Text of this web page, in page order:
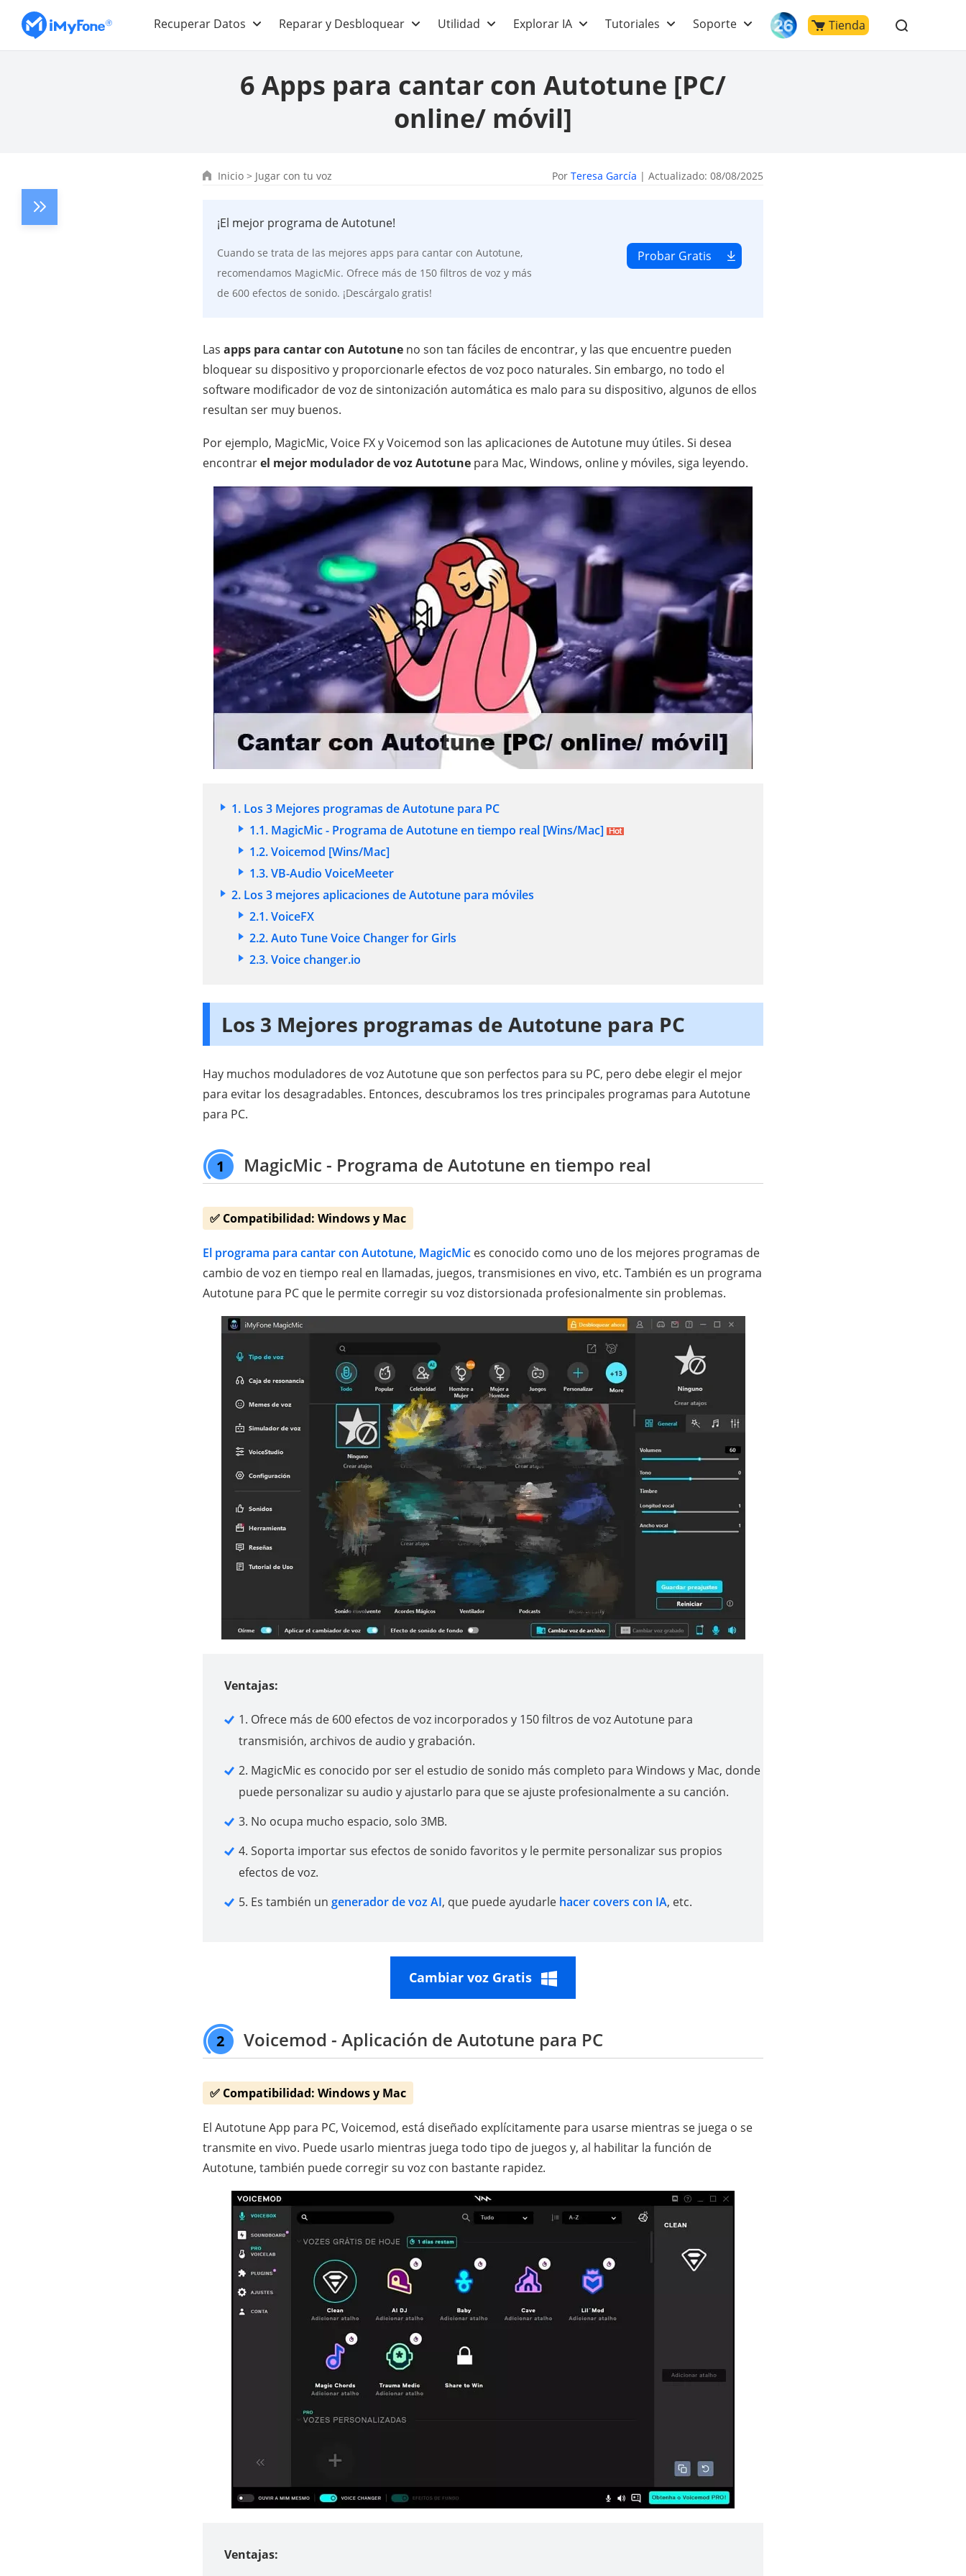
Recuperar Datos Reparar y Desbloquear Utilidad Explorar IA Tutoriales Soporte Tienda
6 Apps para cantar con Autotune [PC/
online/ móvil]
Inicio > Jugar con tu voz Por Teresa García | Actualizado: 08/08/2025
¡El mejor programa de Autotune!
Cuando se trata de las mejores apps para cantar con Autotune,
recomendamos MagicMic. Ofrece más de 150 filtros de voz y más
de 600 efectos de sonido. ¡Descárgalo gratis!
Probar Gratis
Las apps para cantar con Autotune no son tan fáciles de encontrar, y las que encuentre pueden
bloquear su dispositivo y proporcionarle efectos de voz poco naturales. Sin embargo, no todo el
software modificador de voz de sintonización automática es malo para su dispositivo, algunos de ellos
resultan ser muy buenos.
Por ejemplo, MagicMic, Voice FX y Voicemod son las aplicaciones de Autotune muy útiles. Si desea
encontrarel mejor modulador de voz Autotune para Mac, Windows, online y móviles, siga leyendo.
1. Los 3 Mejores programas de Autotune para PC
1.1. MagicMic - Programa de Autotune en tiempo real [Wins/Mac]
1.2. Voicemod [Wins/Mac]
1.3. VB-Audio VoiceMeeter
2. Los 3 mejores aplicaciones de Autotune para móviles
2.1. VoiceFX
2.2. Auto Tune Voice Changer for Girls
2.3. Voice changer.io
Los 3 Mejores programas de Autotune para PC
Hay muchos moduladores de voz Autotune que son perfectos para su PC, pero debe elegir el mejor
para evitar los desagradables. Entonces, descubramos los tres principales programas para Autotune
para PC.
1 MagicMic - Programa de Autotune en tiempo real
✅ Compatibilidad: Windows y Mac
El programa para cantar con Autotune, MagicMic es conocido como uno de los mejores programas de
cambio de voz en tiempo real en llamadas, juegos, transmisiones en vivo, etc. También es un programa
Autotune para PC que le permite corregir su voz distorsionada profesionalmente sin problemas.
Ventajas:
1. Ofrece más de 600 efectos de voz incorporados y 150 filtros de voz Autotune para
transmisión, archivos de audio y grabación.
2. MagicMic es conocido por ser el estudio de sonido más completo para Windows y Mac, donde
puede personalizar su audio y ajustarlo para que se ajuste profesionalmente a su canción.
3. No ocupa mucho espacio, solo 3MB.
4. Soporta importar sus efectos de sonido favoritos y le permite personalizar sus propios
efectos de voz.
5. Es también un generador de voz AI, que puede ayudarle hacer covers con IA, etc.
Cambiar voz Gratis
2 Voicemod - Aplicación de Autotune para PC
✅ Compatibilidad: Windows y Mac
El Autotune App para PC, Voicemod, está diseñado explícitamente para usarse mientras se juega o se
transmite en vivo. Puede usarlo mientras juega todo tipo de juegos y, al habilitar la función de
Autotune, también puede corregir su voz con bastante rapidez.
Ventajas: